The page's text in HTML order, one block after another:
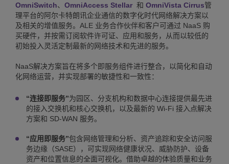
OmniSwitch、 OmniAccess Stellar 和 OmniVista Cirrus管
理平台的阿尔卡特朗讯企业通信的数字化时代网络解决方案以
及相关的增值服务。ALE 业务合作伙伴和客户可通过 NaaS 购
买硬件，并按需订阅软件许可证、应用和服务，从而以较低的
初始投入灵活定制最新的网络技术和先进的服务。
NaaS解决方案旨在将多个即服务组件进行整合，以简化和自动
化网络运营，并实现部署的敏捷性和一致性：
“连接即服务”为园区、分支机构和数据中心连接提供最先进
的接入交换机和核心交换机，以及最新的 Wi-Fi 接入点解决
方案和 SD-WAN 服务。
“应用即服务”包含网络管理和分析、资产追踪和安全访问服
务边缘（SASE），可实现网络健康状况、威胁防护、设备
资产和位置信息的全面可视化。借助卓越的体验质量和业务